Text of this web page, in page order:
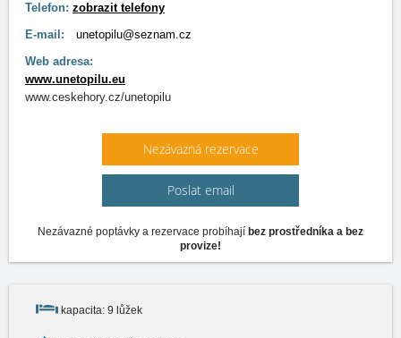
Telefon: zobrazit telefony
E-mail:
unetopilu@seznam.cz
Web adresa:
www.unetopilu.eu
www.ceskehory.cz/unetopilu
Nezávazná rezervace
Poslat email
Nezávazné poptávky a rezervace probíhají bez prostředníka a bez
provize!
kapacita: 9 lůžek